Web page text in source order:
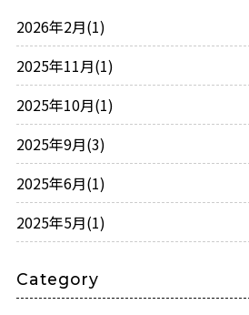
2026年2月(1)
2025年11月(1)
2025年10月(1)
2025年9月(3)
2025年6月(1)
2025年5月(1)
Category